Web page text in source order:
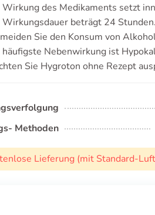
Wirkung des Medikaments setzt
Wirkungsdauer beträgt 24 Stunden.
Sie den Konsum von
häufigste Nebenwirkung ist
Sie Hygroton ohne Rezept
Methoden
Lieferung (mit Standard-